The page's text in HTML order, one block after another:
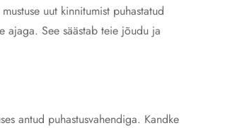
uut kinnitumist puhastatud
ajaga. See säästab teie jõudu ja
antud puhastusvahendiga. Kandke